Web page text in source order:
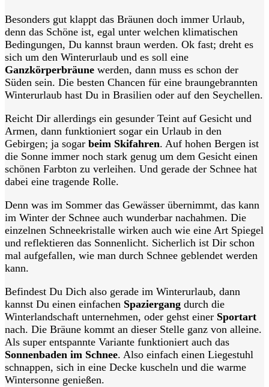
Besonders gut klappt das Bräunen doch immer Urlaub,
denn das Schöne ist, egal unter welchen klimatischen
Bedingungen, Du kannst braun werden. Ok fast; dreht es
sich um den Winterurlaub und es soll eine
Ganzkörperbräune werden, dann muss es schon der
Süden sein. Die besten Chancen für eine braungebrannten
Winterurlaub hast Du in Brasilien oder auf den Seychellen.
Reicht Dir allerdings ein gesunder Teint auf Gesicht und
Armen, dann funktioniert sogar ein Urlaub in den
Gebirgen; ja sogar beim Skifahren. Auf hohen Bergen ist
die Sonne immer noch stark genug um dem Gesicht einen
schönen Farbton zu verleihen. Und gerade der Schnee hat
dabei eine tragende Rolle.
Denn was im Sommer das Gewässer übernimmt, das kann
im Winter der Schnee auch wunderbar nachahmen. Die
einzelnen Schneekristalle wirken auch wie eine Art Spiegel
und reflektieren das Sonnenlicht. Sicherlich ist Dir schon
mal aufgefallen, wie man durch Schnee geblendet werden
kann.
Befindest Du Dich also gerade im Winterurlaub, dann
kannst Du einen einfachen Spaziergang durch die
Winterlandschaft unternehmen, oder gehst einer Sportart
nach. Die Bräune kommt an dieser Stelle ganz von alleine.
Als super entspannte Variante funktioniert auch das
Sonnenbaden im Schnee. Also einfach einen Liegestuhl
schnappen, sich in eine Decke kuscheln und die warme
Wintersonne genießen.